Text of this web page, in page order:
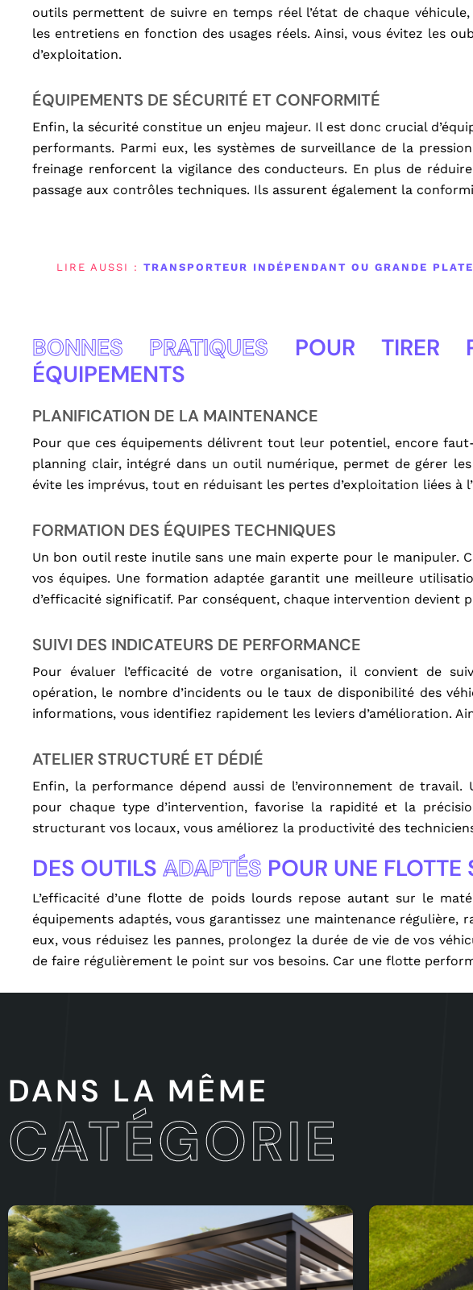
outils permettent de suivre en temps réel l’état de chaque
les entretiens en fonction des usages réels. Ainsi, vous évitez les
d’exploitation.
ÉQUIPEMENTS DE SÉCURITÉ ET CONFORMITÉ
Enfin, la sécurité constitue un enjeu majeur. Il est donc crucial
performants. Parmi eux, les systèmes de surveillance de la
freinage renforcent la vigilance des conducteurs. En plus de
passage aux contrôles techniques. Ils assurent également la
LIRE AUSSI : TRANSPORTEUR INDÉPENDANT OU GRANDE
BONNES PRATIQUES POUR TIRER
ÉQUIPEMENTS
PLANIFICATION DE LA MAINTENANCE
Pour que ces équipements délivrent tout leur potentiel, encore
planning clair, intégré dans un outil numérique, permet de gérer
évite les imprévus, tout en réduisant les pertes d’exploitation liées à
FORMATION DES ÉQUIPES TECHNIQUES
Un bon outil reste inutile sans une main experte pour le manipuler.
vos équipes. Une formation adaptée garantit une meilleure
d’efficacité significatif. Par conséquent, chaque intervention devient
SUIVI DES INDICATEURS DE PERFORMANCE
Pour évaluer l’efficacité de votre organisation, il convient de
opération, le nombre d’incidents ou le taux de disponibilité des
informations, vous identifiez rapidement les leviers d’amélioration.
ATELIER STRUCTURÉ ET DÉDIÉ
Enfin, la performance dépend aussi de l’environnement de travail.
pour chaque type d’intervention, favorise la rapidité et la
structurant vos locaux, vous améliorez la productivité des
DES OUTILS ADAPTÉS POUR UNE FLOTTE
L’efficacité d’une flotte de poids lourds repose autant sur le
équipements adaptés, vous garantissez une maintenance régulière,
eux, vous réduisez les pannes, prolongez la durée de vie de vos
de faire régulièrement le point sur vos besoins. Car une flotte
DANS LA MÊME
CATÉGORIE